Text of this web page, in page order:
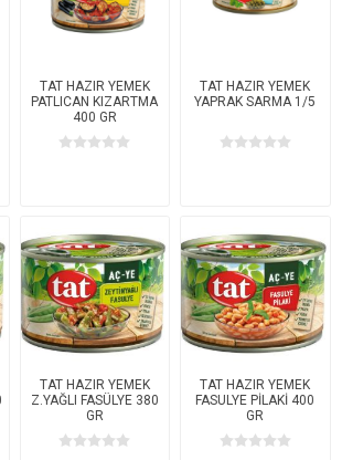
TAT HAZIR YEMEK
PATLICAN KIZARTMA
400 GR
TAT HAZIR YEMEK
YAPRAK SARMA 1/5
TAT HAZIR YEMEK
Z.YAĞLI FASÜLYE 380
GR
TAT HAZIR YEMEK
FASULYE PİLAKİ 400
GR